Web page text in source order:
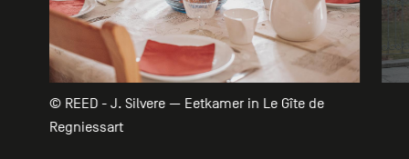
© REED - J. Silvere — Eetkamer in Le Gîte de
Regniessart